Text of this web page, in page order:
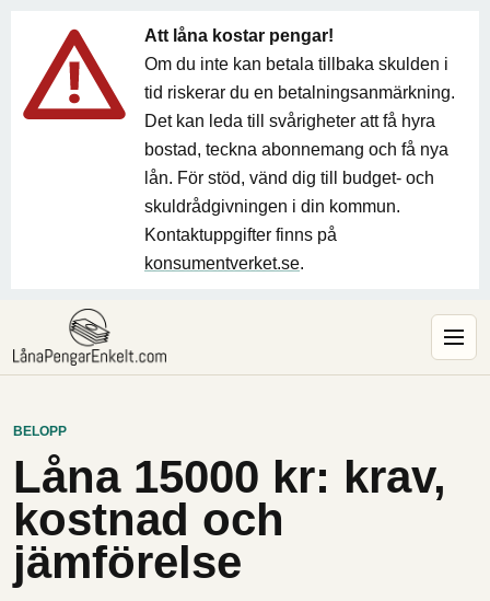
Att låna kostar pengar!
Om du inte kan betala tillbaka skulden i
tid riskerar du en betalningsanmärkning.
Det kan leda till svårigheter att få hyra
bostad, teckna abonnemang och få nya
lån. För stöd, vänd dig till budget- och
skuldrådgivningen i din kommun.
Kontaktuppgifter finns på
konsumentverket.se.
BELOPP
Låna 15000 kr: krav,
kostnad och
jämförelse